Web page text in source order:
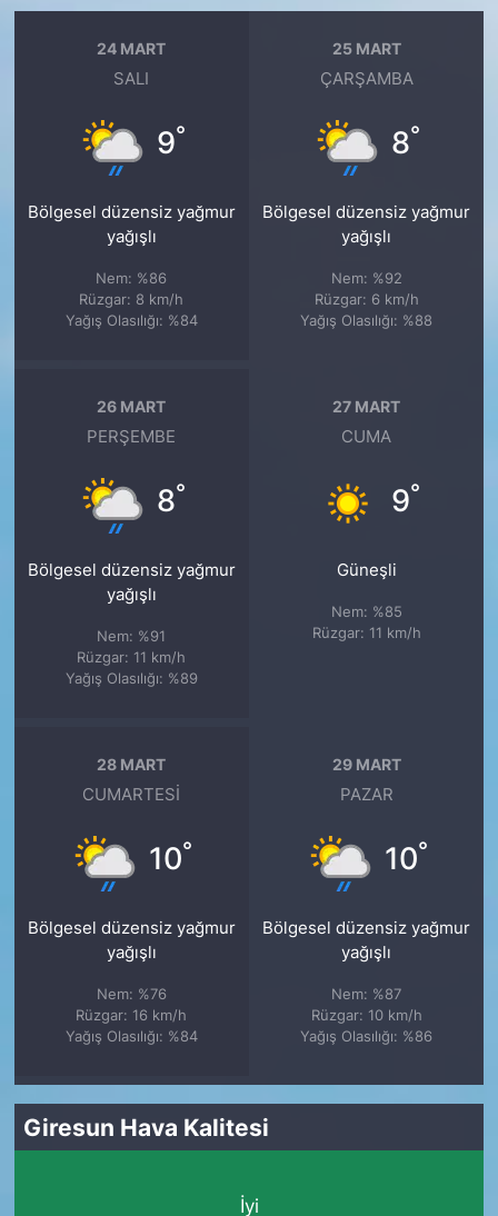
24 MART
SALI
9°
Bölgesel düzensiz yağmur
yağışlı
Nem: %86
Rüzgar: 8 km/h
Yağış Olasılığı: %84
25 MART
ÇARŞAMBA
8°
Bölgesel düzensiz yağmur
yağışlı
Nem: %92
Rüzgar: 6 km/h
Yağış Olasılığı: %88
26 MART
PERŞEMBE
8°
Bölgesel düzensiz yağmur
yağışlı
Nem: %91
Rüzgar: 11 km/h
Yağış Olasılığı: %89
27 MART
CUMA
9°
Güneşli
Nem: %85
Rüzgar: 11 km/h
28 MART
CUMARTESI
10°
Bölgesel düzensiz yağmur
yağışlı
Nem: %76
Rüzgar: 16 km/h
Yağış Olasılığı: %84
29 MART
PAZAR
10°
Bölgesel düzensiz yağmur
yağışlı
Nem: %87
Rüzgar: 10 km/h
Yağış Olasılığı: %86
Giresun Hava Kalitesi
İyi